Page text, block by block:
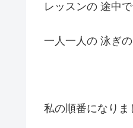
レッスンの 途中で
一人一人の 泳ぎ
私の順番になりま